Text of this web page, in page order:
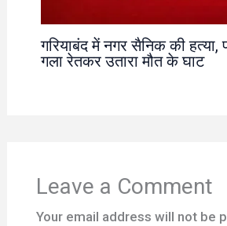
गरियाबंद में नगर सैनिक की
गला रेतकर उतारा मौत के घाट
Leave a Comment
Your email address will not be